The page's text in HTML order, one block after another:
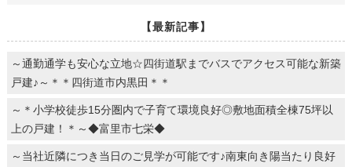
【最新記事】
～通勤通学も安心な立地☆四街道駅までバスでアクセス可能な新築
戸建♪～＊＊四街道市内黒田＊＊
～＊小学校徒歩15分圏内で子育て環境良好◎敷地面積全棟75坪以
上の戸建！＊～◆富里市七栄◆
～当社近隣につき当日のご見学が可能です♪南東向き陽当たり良好